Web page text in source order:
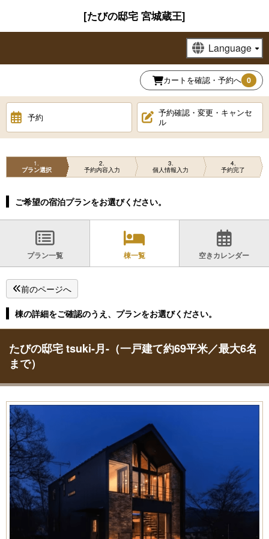
[たびの邸宅 宮城蔵王]
カートを確認・予約へ 0
予約
予約確認・変更・キャンセ
ル
1
プラン選択
2
予約内容入力
3
個人情報入力
4
予約完了
ご希望の宿泊プランをお選びください。
プラン一覧 棟一覧 空きカレンダー
前のページへ
棟の詳細をご確認のうえ、プランをお選びください。
たびの邸宅 tsuki-月-（一戸建て約69平米／最大6名
まで）